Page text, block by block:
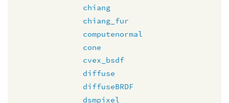
chiang
chiang_fur
computenormal
cone
cvex_bsdf
diffuse
diffuseBRDF
dsmpixel